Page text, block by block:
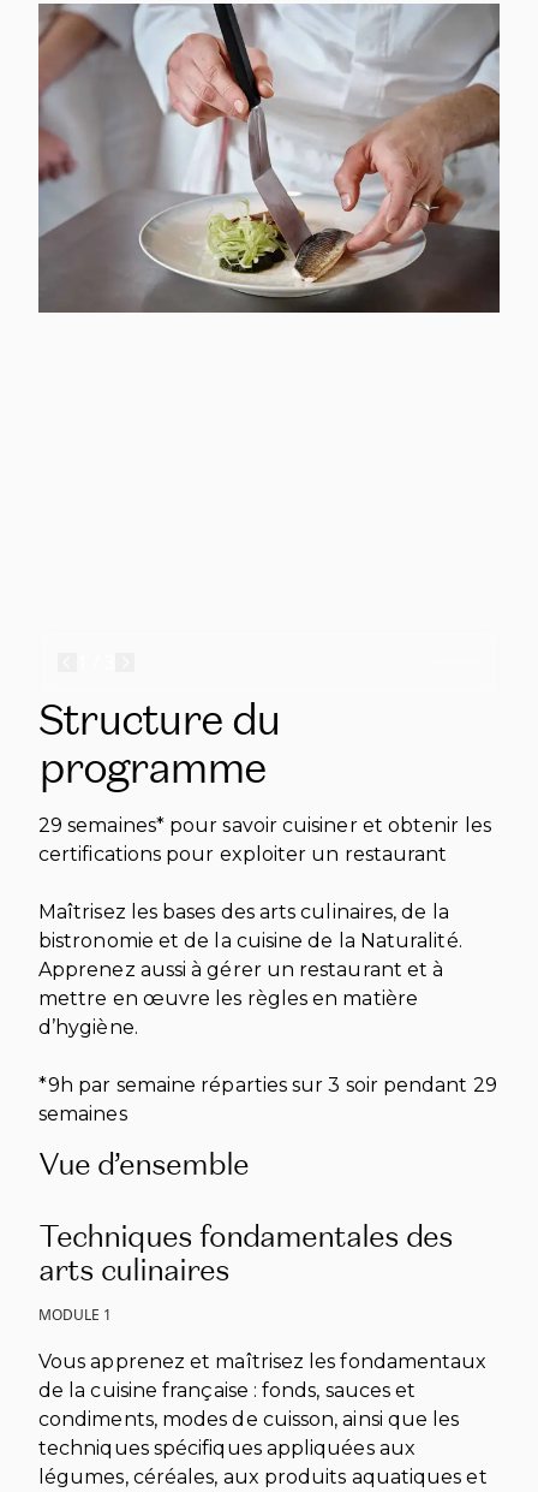
Structure du
programme
29 semaines* pour savoir cuisiner et obtenir les
certifications pour exploiter un restaurant
Maîtrisez les bases des arts culinaires, de la
bistronomie et de la cuisine de la Naturalité.
Apprenez aussi à gérer un restaurant et à
mettre en œuvre les règles en matière
d’hygiène.
*9h par semaine réparties sur 3 soir pendant 29
semaines
Vue d’ensemble
Techniques fondamentales des
arts culinaires
MODULE 1
Vous apprenez et maîtrisez les fondamentaux
de la cuisine française : fonds, sauces et
condiments, modes de cuisson, ainsi que les
techniques spécifiques appliquées aux
légumes, céréales, aux produits aquatiques et